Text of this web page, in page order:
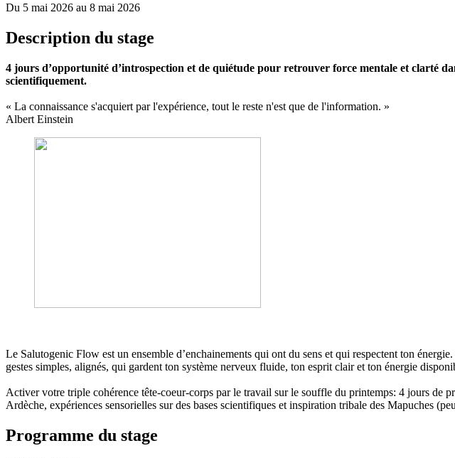
Du 5 mai 2026 au 8 mai 2026
Description du stage
4 jours d’opportunité d’introspection et de quiétude pour retrouver force mentale et clarté
scientifiquement.
« La connaissance s'acquiert par l'expérience, tout le reste n'est que de l'information. »
Albert Einstein
Le Salutogenic Flow est un ensemble d’enchainements qui ont du sens et qui respectent ton
gestes simples, alignés, qui gardent ton système nerveux fluide, ton esprit clair et ton énergie
Activer votre triple cohérence tête-coeur-corps par le travail sur le souffle du printemps: 4 jours de
Ardèche, expériences sensorielles sur des bases scientifiques et inspiration tribale des Mapuches
Programme du stage